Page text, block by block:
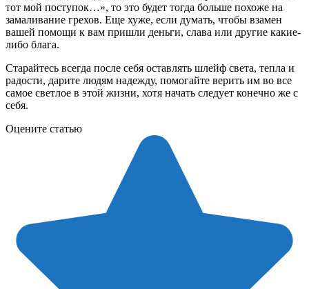
тот мой поступок…», то это будет тогда больше похоже на
замаливание грехов. Еще хуже, если думать, чтобы взамен
вашей помощи к вам пришли деньги, слава или другие какие-
либо блага.
Старайтесь всегда после себя оставлять шлейф света, тепла и
радости, дарите людям надежду, помогайте верить им во все
самое светлое в этой жизни, хотя начать следует конечно же с
себя.
Оцените статью